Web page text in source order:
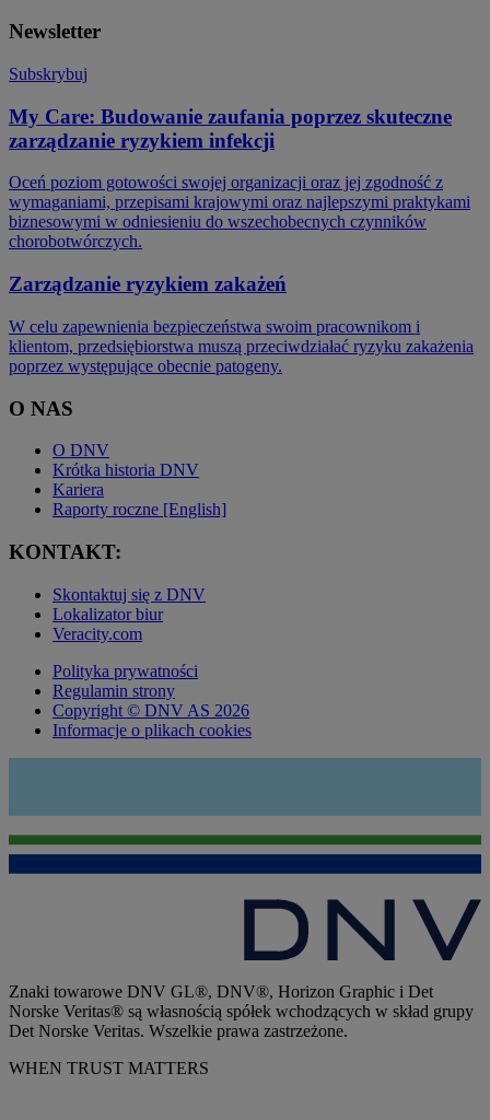
Newsletter
Subskrybuj
My Care: Budowanie zaufania poprzez skuteczne
zarządzanie ryzykiem infekcji
Oceń poziom gotowości swojej organizacji oraz jej zgodność z
wymaganiami, przepisami krajowymi oraz najlepszymi praktykami
biznesowymi w odniesieniu do wszechobecnych czynników
chorobotwórczych.
Zarządzanie ryzykiem zakażeń
W celu zapewnienia bezpieczeństwa swoim pracownikom i
klientom, przedsiębiorstwa muszą przeciwdziałać ryzyku zakażenia
poprzez występujące obecnie patogeny.
O NAS
O DNV
Krótka historia DNV
Kariera
Raporty roczne [English]
KONTAKT:
Skontaktuj się z DNV
Lokalizator biur
Veracity.com
Polityka prywatności
Regulamin strony
Copyright © DNV AS 2026
Informacje o plikach cookies
Znaki towarowe DNV GL®, DNV®, Horizon Graphic i Det
Norske Veritas® są własnością spółek wchodzących w skład grupy
Det Norske Veritas. Wszelkie prawa zastrzeżone.
WHEN TRUST MATTERS